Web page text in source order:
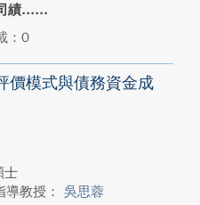
績...
：0
價模式與債務資金成
導教授： 吳思蓉